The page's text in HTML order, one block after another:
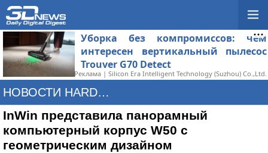
Уборка без компромиссов: чем
интересен вертикальный пылесос
Trouver G70 Detect
Реклама | Silicon Era Intelligent Technology (Suzhou) Co.,Ltd.
НОВОСТИ HARDWARE
InWin представила панорамный
компьютерный корпус W50 с
геометрическим дизайном